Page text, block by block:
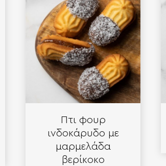
Πτι φουρ
ινδοκάρυδο με
μαρμελάδα
βερίκοκο